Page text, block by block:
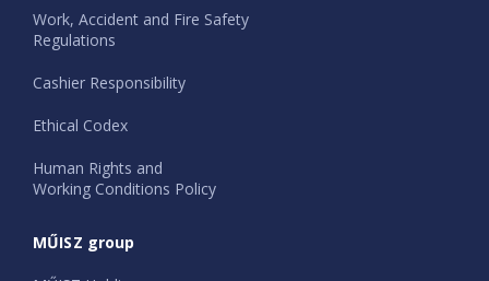
Work, Accident and Fire Safety
Regulations
Cashier Responsibility
Ethical Codex
Human Rights and
Working Conditions Policy
MŰISZ group